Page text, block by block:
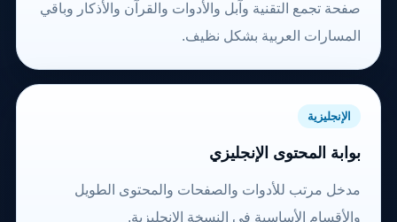
صفحة تجمع التقنية وآبل والأدوات والقرآن والأذكار وباقي
المسارات العربية بشكل نظيف.
الإنجليزية
بوابة المحتوى الإنجليزي
مدخل مرتب للأدوات والصفحات والمحتوى الطويل
والأقسام الأساسية في النسخة الإنجليزية.